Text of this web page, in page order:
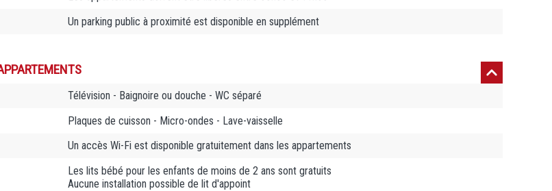
Un parking public à proximité est disponible en supplément
Télévision - Baignoire ou douche - WC séparé
Plaques de cuisson - Micro-ondes - Lave-vaisselle
Un accès Wi-Fi est disponible gratuitement dans les appartements
Les lits bébé pour les enfants de moins de 2 ans sont gratuits
Aucune installation possible de lit d'appoint